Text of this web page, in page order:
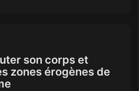
son corps et
zones érogènes de